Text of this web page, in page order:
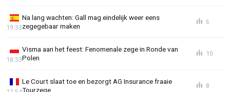
Na lang wachten: Gall mag eindelijk weer eens
zegegebaar maken
19:33
6
Visma aan het feest: Fenomenale zege in Ronde van
Polen
18:33
10
Le Court slaat toe en bezorgt AG Insurance fraaie
Tourzege
8